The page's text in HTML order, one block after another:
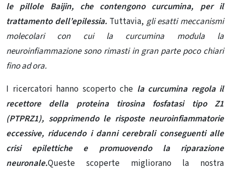
le pillole Baijin, che contengono curcumina, per il
trattamento dell’epilessia. Tuttavia, gli esattimeccanismi
molecolari con cui la curcumina modula la
neuroinfiammazione sono rimasti in gran parte poco chiari
fino ad ora.
I ricercatori hanno scoperto che la curcumina regola il
recettore della proteina tirosina fosfatasi tipo Z1
(PTPRZ1), sopprimendo le risposte neuroinfiammatorie
eccessive, riducendo i danni cerebraliconseguenti alle
crisi epilettiche e promuovendo la riparazione
neuronale.Queste scoperte migliorano la nostra